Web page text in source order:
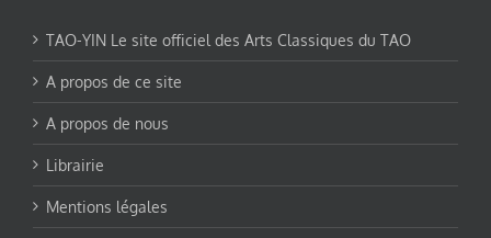
TAO-YIN Le site officiel des Arts Classiques du TAO
A propos de ce site
A propos de nous
Librairie
Mentions légales